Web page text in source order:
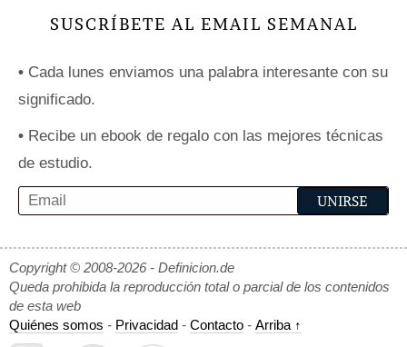
SUSCRÍBETE AL EMAIL SEMANAL
• Cada lunes enviamos una palabra interesante con su
significado.
• Recibe un ebook de regalo con las mejores técnicas
de estudio.
Copyright © 2008-2026 - Definicion.de
Queda prohibida la reproducción total o parcial de los contenidos
de esta web
Quiénes somos - Privacidad - Contacto - Arriba ↑